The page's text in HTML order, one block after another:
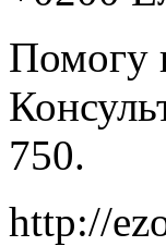
Помогу
750.
http://